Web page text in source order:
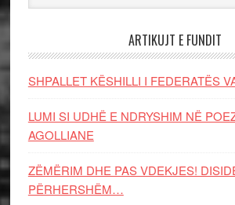
ARTIKUJT E FUNDIT
SHPALLET KËSHILLI I FEDERATËS
LUMI SI UDHË E NDRYSHIM NË
AGOLLIANE
ZËMËRIM DHE PAS VDEKJES!
PËRHERSHËM…